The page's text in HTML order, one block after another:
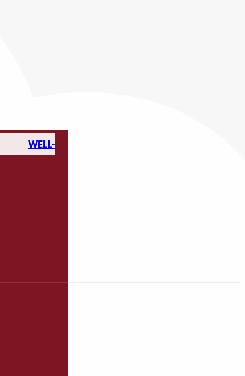
WELL-